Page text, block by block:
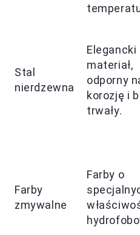
Stal
nierdzewna
Elegancki
materiał,
odporny
korozję i
trwały.
Farby
zmywalne
Farby o